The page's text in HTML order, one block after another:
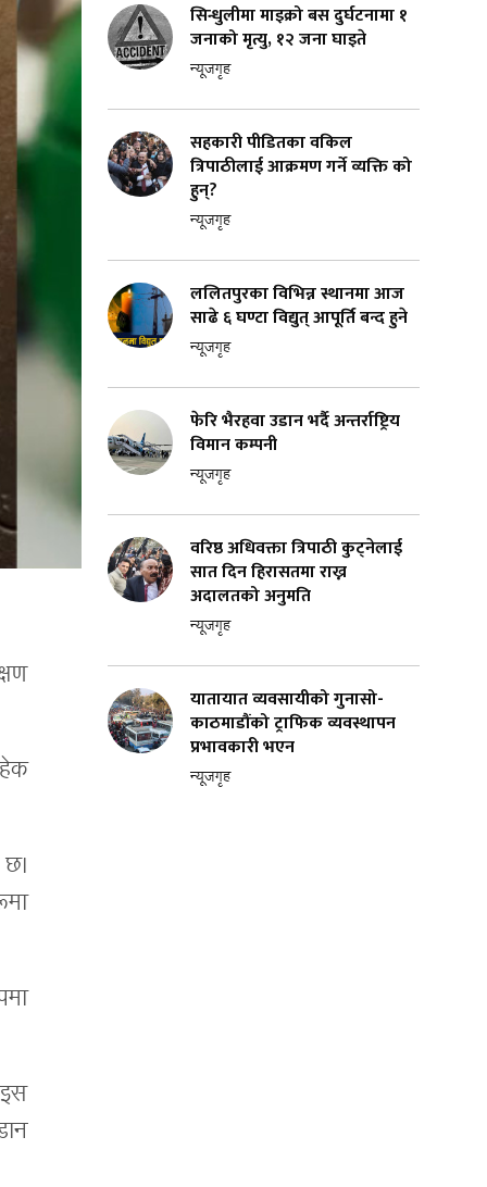
सिन्धुलीमा माइक्रो बस दुर्घटनामा १
जनाको मृत्यु, १२ जना घाइते
न्यूजगृह
सहकारी पीडितका वकिल
त्रिपाठीलाई आक्रमण गर्ने व्यक्ति को
हुन्?
न्यूजगृह
ललितपुरका विभिन्न स्थानमा आज
साढे ६ घण्टा विद्युत् आपूर्ति बन्द हुने
न्यूजगृह
फेरि भैरहवा उडान भर्दै अन्तर्राष्ट्रिय
विमान कम्पनी
न्यूजगृह
वरिष्ठ अधिवक्ता त्रिपाठी कुट्नेलाई
सात दिन हिरासतमा राख्न
अदालतको अनुमति
न्यूजगृह
यातायात व्यवसायीको गुनासो-
काठमाडौंको ट्राफिक व्यवस्थापन
प्रभावकारी भएन
न्यूजगृह